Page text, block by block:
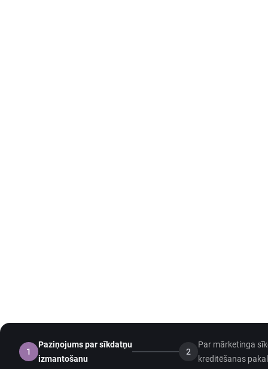
1
Paziņojums par sīkdatņu
izmantošanu
2
Par mārketinga
kreditēšanas